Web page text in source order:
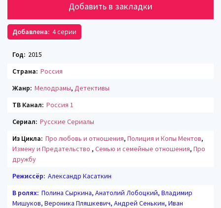
Добавить в закладки
Добавлена: 4 серии
Год: 2015
Страна: Россия
Жанр: Мелодрамы, Детективы
ТВ Канал: Россия 1
Сериал: Русские Сериалы
Из Цикла: Про любовь и отношения, Полиция и Копы Ментов,
Измену и Предательство , Семью и семейные отношения, Про
дружбу
Режиссёр: Александр Касаткин
В ролях: Полина Сыркина, Анатолий Лобоцкий, Владимир
Мишуков, Вероника Пляшкевич, Андрей Сенькин, Иван